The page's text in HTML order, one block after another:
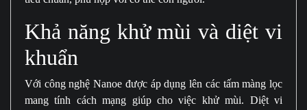
Khả năng khử mùi và diệt vi
khuẩn
Với công nghệ Nanoe được áp dụng lên các tấm màng lọc
mang tính cách mạng giúp cho việc khử mùi. Diệt vi